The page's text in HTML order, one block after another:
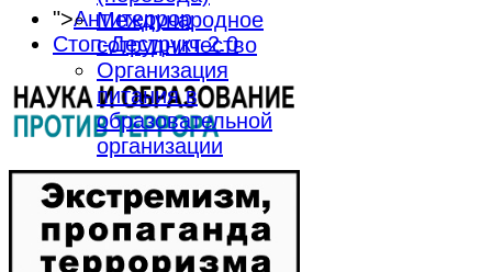
Международное
сотрудничество
Организация
питания в
образовательной
организации
">Антитеррор
Стоп-Деструкт 2.0